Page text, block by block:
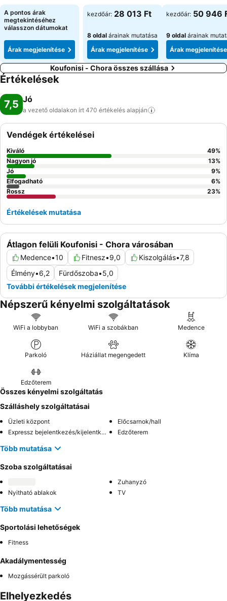
A pontos árak
megtekintéséhez
válasszon dátumokat
Árak megjelenítése
kezdőár: 28 013 Ft
8 oldal árainak mutatása
Árak megjelenítése
kezdőár: 50 946
9 oldal árainak
Árak megjelenítése
Koufonisi - Chora összes szállása
Értékelések
7,5 Jó
a vezető oldalakon írt 470 értékelés alapján
Átlagon felüli Koufonisi - Chora városában
Medence•10 Fitnesz•9,0 Kiszolgálás•7,8
Élmény•6,2 Fürdőszoba•5,0
További értékelések megjelenítése
Vendégek értékelései
Kiváló 49%
Nagyon jó
13%
Jó
9%
Elfogadható
6%
Rossz
23%
Értékelések mutatása
Népszerű kényelmi szolgáltatások
WiFi a lobbyban WiFi a szobákban Medence
Parkoló Háziállat megengedett Klíma
Edzőterem
Összes kényelmi szolgáltatás
Szálláshely szolgáltatásai
Üzleti központ
Előcsarnok/hall
Expressz bejelentkezés/kijelentkezés
Edzőterem
Több mutatása
Szoba szolgáltatásai
Zuhanyzó
Nyitható ablakok
TV
Több mutatása
Sportolási lehetőségek
Fitness
Akadálymentesség
Mozgássérült parkoló
Elhelyezkedés